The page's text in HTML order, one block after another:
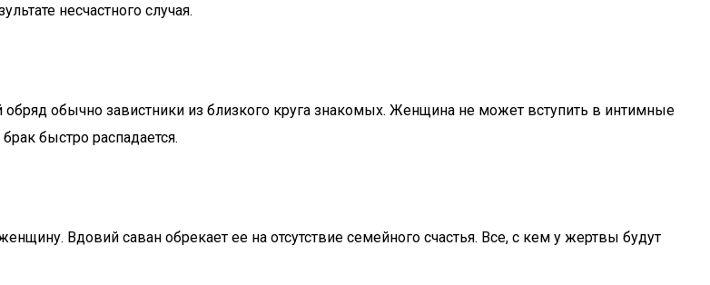
несчастного случая.
обычно завистники из близкого круга знакомых. Женщина не может вступить в интимные
быстро распадается.
Вдовий саван обрекает ее на отсутствие семейного счастья. Все, с кем у жертвы будут